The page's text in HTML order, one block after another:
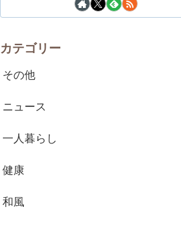
カテゴリー
その他
ニュース
一人暮らし
健康
和風